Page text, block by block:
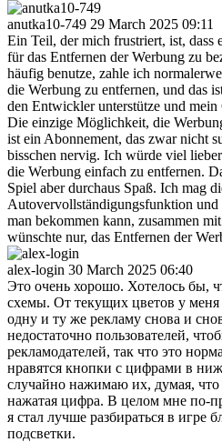
anutka10-749 29 March 2025 09:11
Ein Teil, der mich frustriert, ist, dass
für das Entfernen der Werbung zu
häufig benutze, zahle ich
die Werbung zu entfernen, und das
den Entwickler unterstütze und mein
Die einzige Möglichkeit, die
ist ein Abonnement, das zwar nicht
bisschen nervig. Ich würde viel
die Werbung einfach zu entfernen.
Spiel aber durchaus Spaß. Ich mag
Autovervollständigungsfunktion
man bekommen kann, zusammen
wünschte nur, das Entfernen der
alex-login 30 March 2025 06:40
Это очень хорошо. Хотелось бы,
схемы. От текущих цветов у меня
одну и ту же рекламу снова и
недостаточно пользователей,
рекламодателей, так что это
нравятся кнопки с цифрами в
случайно нажимаю их, думая, что
нажатая цифра. В целом мне по-
я стал лучше разбираться в игре
подсветки.